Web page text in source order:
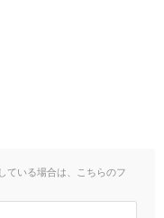
ている場合は、こちらのフ